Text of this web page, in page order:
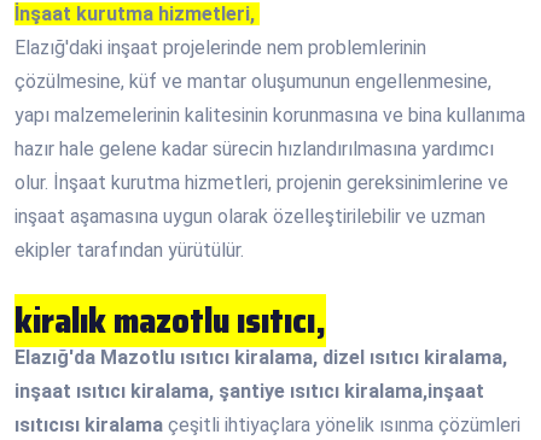
İnşaat kurutma hizmetleri,
Elazığ'daki inşaat projelerinde nem problemlerinin
çözülmesine, küf ve mantar oluşumunun engellenmesine,
yapı malzemelerinin kalitesinin korunmasına ve bina kullanıma
hazır hale gelene kadar sürecin hızlandırılmasına yardımcı
olur. İnşaat kurutma hizmetleri, projenin gereksinimlerine ve
inşaat aşamasına uygun olarak özelleştirilebilir ve uzman
ekipler tarafından yürütülür.
kiralık mazotlu ısıtıcı,
Elazığ'da Mazotlu ısıtıcı kiralama, dizel ısıtıcı kiralama,
inşaat ısıtıcı kiralama, şantiye ısıtıcı kiralama,inşaat
ısıtıcısı kiralama çeşitli ihtiyaçlara yönelik ısınma çözümleri